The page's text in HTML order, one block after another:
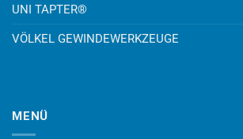
UNI TAPTER®
VÖLKEL GEWINDEWERKZEUGE
MENÜ